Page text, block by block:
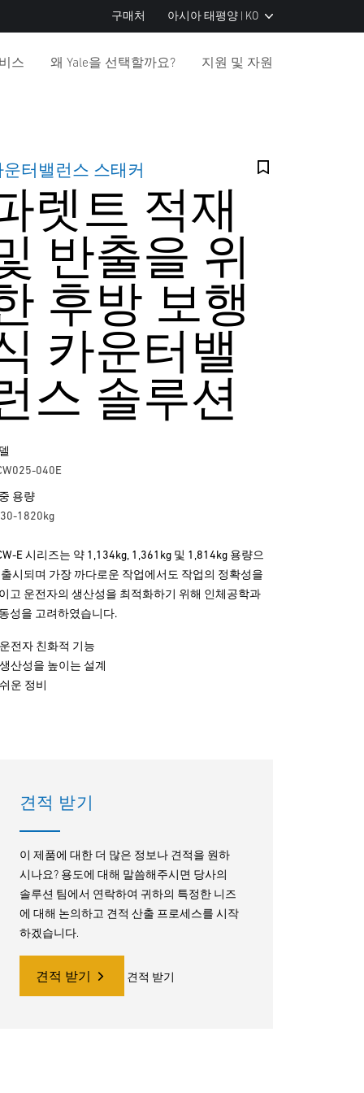
구매처 아시아 태평양 | KO
스 왜 Yale을 선택할까요? 지원 및 자원
운터밸런스 스태커
렛트 적재
반출을 위
후방 보행
카운터밸
스 솔루션
040E
용량
1820kg
E 시리즈는 약 1,134kg, 1,361kg 및 1,814kg 용량으
출시되며 가장 까다로운 작업에서도 작업의 정확성을
고 운전자의 생산성을 최적화하기 위해 인체공학과
성을 고려하였습니다.
운전자 친화적 기능
생산성을 높이는 설계
쉬운 정비
견적 받기
이 제품에 대한 더 많은 정보나 견적을 원하
시나요? 용도에 대해 말씀해주시면 당사의
솔루션 팀에서 연락하여 귀하의 특정한 니즈
에 대해 논의하고 견적 산출 프로세스를 시작
하겠습니다.
견적 받기 견적 받기